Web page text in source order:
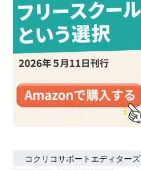
コクリコサポートエディターズ